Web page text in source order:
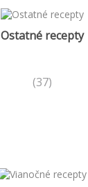
Ostatné recepty
(37)